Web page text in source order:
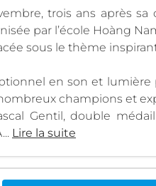
trois ans après
par l’école Hoàng
sous le thème
en son et lumière
champions et
Gentil, double
Lire la suite